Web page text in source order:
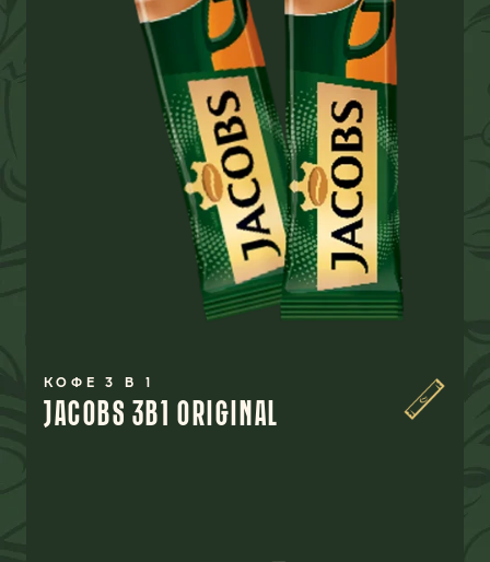
КОФЕ 3 В 1
JACOBS 3B1 ORIGINAL